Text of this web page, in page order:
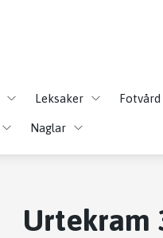
Leksaker Fotvård
Naglar
Urtekram